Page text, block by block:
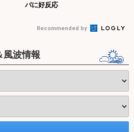
バに好反応
Recommended by
風波情報